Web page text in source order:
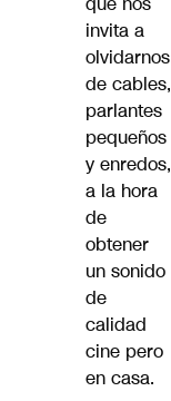
invita a
olvidarnos
de cables,
parlantes
pequeños
y enredos,
a la hora
de
obtener
un sonido
de
calidad
cine pero
en casa.